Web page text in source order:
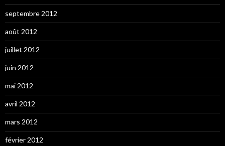
septembre 2012
août 2012
juillet 2012
juin 2012
mai 2012
avril 2012
mars 2012
février 2012